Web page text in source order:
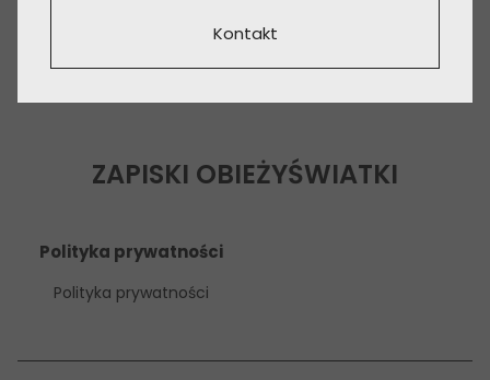
Kontakt
ZAPISKI OBIEŻYŚWIATKI
Polityka prywatności
Polityka prywatności